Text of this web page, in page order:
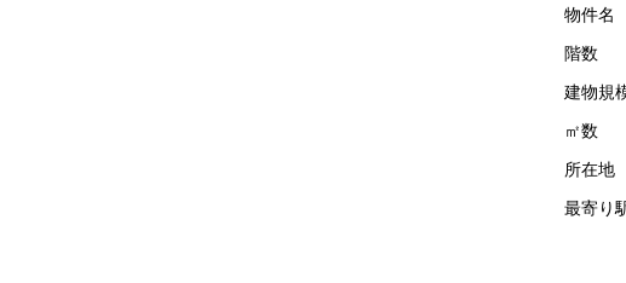
物件名
階数
建物規
㎡数
所在地
最寄り